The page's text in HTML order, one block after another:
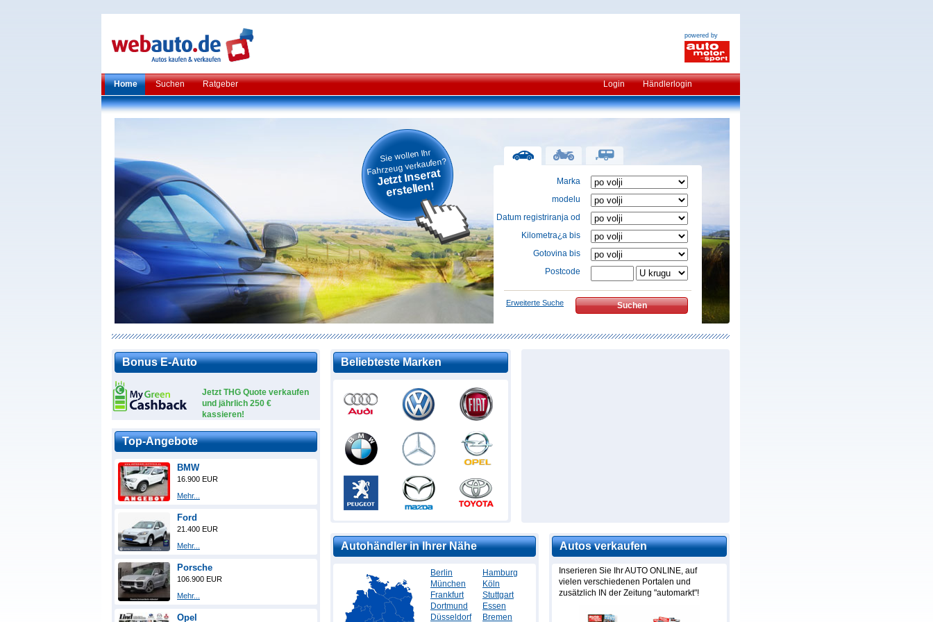
powered by
Home Suchen Ratgeber Login Händlerlogin
Sie wollen Ihr
Fahrzeug verkaufen?
Jetzt Inserat
erstellen!
Marka
modelu
Datum registriranja od
Kilometra¿a bis
Gotovina bis
Postcode
Erweiterte Suche
Bonus E-Auto
Jetzt THG Quote verkaufen
und jährlich 250 €
kassieren!
Top-Angebote
BMW
16.900 EUR
Mehr...
Ford
21.400 EUR
Mehr...
Porsche
106.900 EUR
Mehr...
Opel
Beliebteste Marken
Autohändler in Ihrer Nähe
Berlin
Hamburg
München
Köln
Frankfurt
Stuttgart
Dortmund
Essen
Düsseldorf
Bremen
Autos verkaufen
Inserieren Sie Ihr AUTO ONLINE, auf
vielen verschiedenen Portalen und
zusätzlich IN der Zeitung "automarkt"!